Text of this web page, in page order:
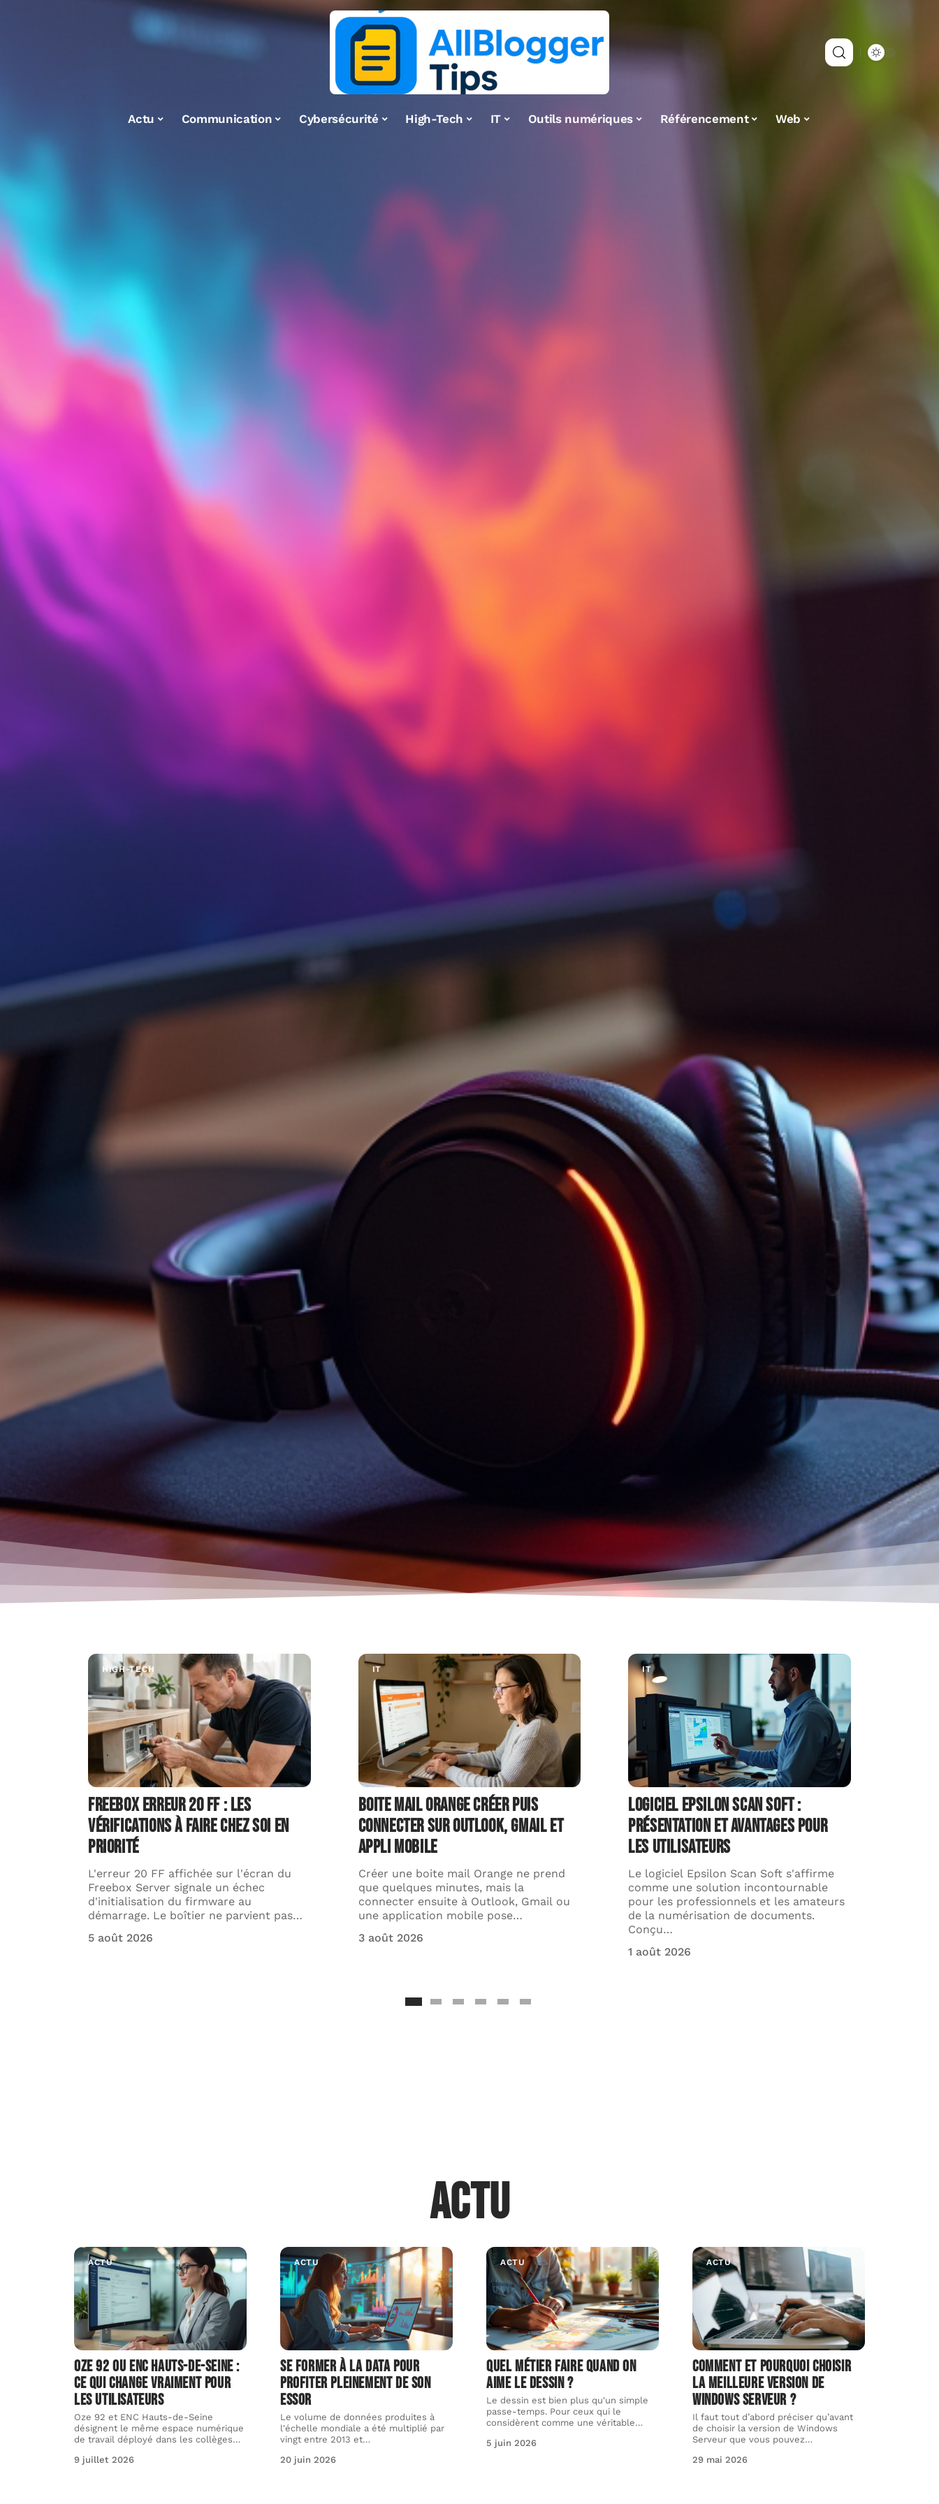
Actu Communication Cybersécurité High-Tech IT Outils numériques Référencement Web
HIGH-TECH
Freebox erreur 20 FF : les
vérifications à faire chez soi en
priorité
L'erreur 20 FF affichée sur l'écran du
Freebox Server signale un échec
d'initialisation du firmware au
démarrage. Le boîtier ne parvient pas…
5 août 2026
IT
Boite mail Orange créer puis
connecter sur Outlook, Gmail et
appli mobile
Créer une boite mail Orange ne prend
que quelques minutes, mais la
connecter ensuite à Outlook, Gmail ou
une application mobile pose…
3 août 2026
IT
Logiciel Epsilon Scan Soft :
présentation et avantages pour
les utilisateurs
Le logiciel Epsilon Scan Soft s'affirme
comme une solution incontournable
pour les professionnels et les amateurs
de la numérisation de documents.
Conçu…
1 août 2026
Actu
ACTU
Oze 92 ou ENC Hauts-de-Seine :
ce qui change vraiment pour
les utilisateurs
Oze 92 et ENC Hauts-de-Seine
désignent le même espace numérique
de travail déployé dans les collèges…
9 juillet 2026
ACTU
Se former à la data pour
profiter pleinement de son
essor
Le volume de données produites à
l'échelle mondiale a été multiplié par
vingt entre 2013 et…
20 juin 2026
ACTU
Quel métier faire quand on
aime le dessin ?
Le dessin est bien plus qu'un simple
passe-temps. Pour ceux qui le
considèrent comme une véritable…
5 juin 2026
ACTU
Comment et pourquoi choisir
la meilleure version de
Windows serveur ?
Il faut tout d’abord préciser qu’avant
de choisir la version de Windows
Serveur que vous pouvez…
29 mai 2026